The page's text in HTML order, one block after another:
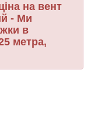
на вент
- Ми
в
метра,